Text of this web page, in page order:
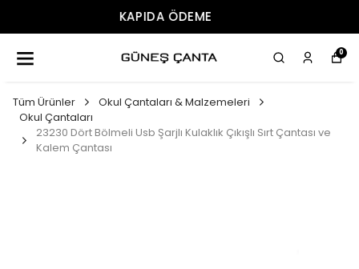
ÜCRETSIZ KARGO
0
Tüm Ürünler
Okul Çantaları & Malzemeleri
Okul Çantaları
23230 Dört Bölmeli Usb Şarjlı Kulaklık Çıkışlı Sırt Çantası ve
Kalem Çantası